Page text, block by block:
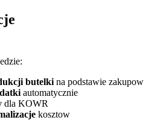
butelki na podstawie zakupow
automatycznie
dla KOWR
kosztow